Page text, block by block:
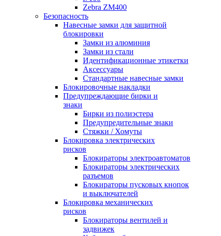
Zebra ZM400
Безопасность
Навесные замки для защитной
блокировки
Замки из алюминия
Замки из стали
Идентификационные этикетки
Аксессуары
Стандартные навесные замки
Блокировочные накладки
Предупреждающие бирки и
знаки
Бирки из полиэстера
Предупредительные знаки
Стяжки / Хомуты
Блокировка электрических
рисков
Блокираторы электроавтоматов
Блокираторы электрических
разъемов
Блокираторы пусковых кнопок
и выключателей
Блокировка механических
рисков
Блокираторы вентилей и
задвижек